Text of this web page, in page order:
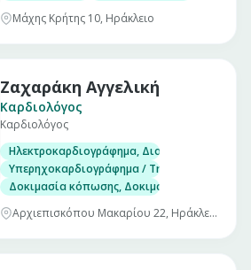
Μάχης Κρήτης 10, Ηράκλειο
Ζαχαράκη Αγγελική
Καρδιολόγος
Καρδιολόγος
Ηλεκτροκαρδιογράφημα, Διοισοφάγειο
Υπερηχοκαρδιογράφημα / Triplex
Δοκιμασία κόπωσης, Δοκιμασία ανάκλισης
Αρχιεπισκόπου Μακαρίου 22, Ηράκλειο